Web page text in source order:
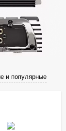
и популярные